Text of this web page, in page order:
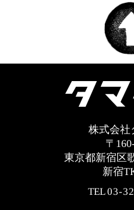
株式会社
〒
東京都新宿区
新宿
TEL03-